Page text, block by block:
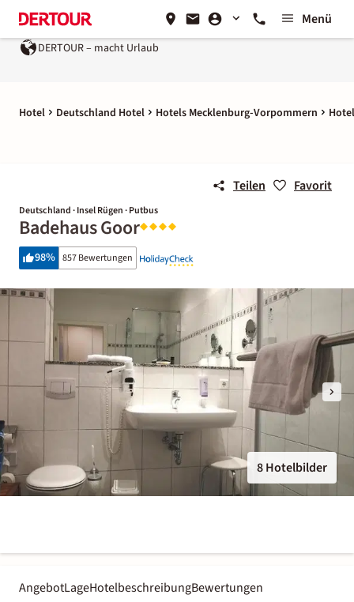
Menü
DERTOUR – macht Urlaub
Hotel Deutschland Hotel Hotels Mecklenburg-Vorpommern
Teilen Favorit
Deutschland · Insel Rügen · Putbus
Badehaus Goor
98% 857 Bewertungen
8 Hotelbilder
AngebotLageHotelbeschreibungBewertungen